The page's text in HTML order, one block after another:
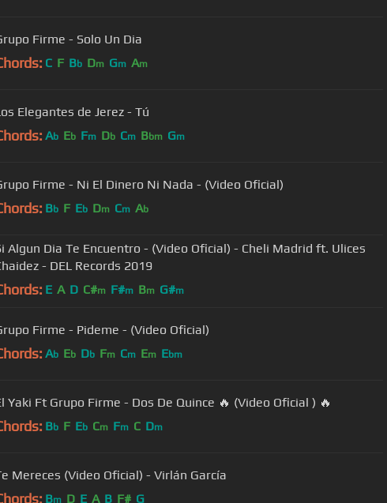
Firme - Solo Un Dia
C F Bb Dm Gm Am
Elegantes de Jerez - Tú
Ab Eb Fm Db Cm Bbm Gm
Firme - Ni El Dinero Ni Nada - (Video Oficial)
Bb F Eb Dm Cm Ab
Algun Dia Te Encuentro - (Video Oficial) - Cheli Madrid ft. Ulices
- DEL Records 2019
E A D C#m F#m Bm G#m
Grupo Firme - Pideme - (Video Oficial)
Ab Eb Db Fm Cm Em Ebm
Yaki Ft Grupo Firme - Dos De Quince 🔥 (Video Oficial ) 🔥
Bb F Eb Cm Fm C Dm
Mereces (Video Oficial) - Virlán García
Bm D E A B F# G